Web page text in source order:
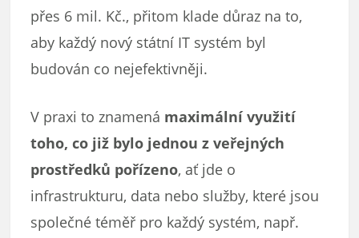
přes 6 mil. Kč., přitom klade důraz na to,
aby každý nový státní IT systém byl
budován co nejefektivněji.
V praxi to znamená maximální využití
toho, co již bylo jednou z veřejných
prostředků pořízeno, ať jde o
infrastrukturu, data nebo služby, které jsou
společné téměř pro každý systém, např.